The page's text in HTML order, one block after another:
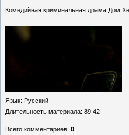
Комедийная криминальная драма Дом
Язык: Русский
Длительность материала: 89:42
Всего комментариев: 0